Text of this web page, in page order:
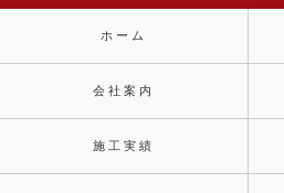
ホーム
会社案内
施工実績